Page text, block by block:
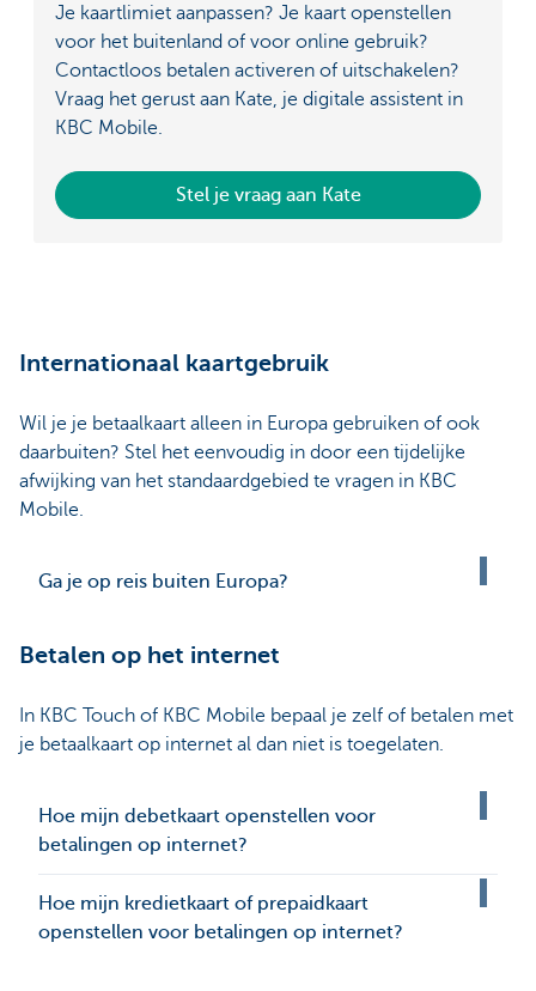
Je kaartlimiet aanpassen? Je kaart openstellen
voor het buitenland of voor online gebruik?
Contactloos betalen activeren of uitschakelen?
Vraag het gerust aan Kate, je digitale assistent in
KBC Mobile.
Stel je vraag aan Kate
Internationaal kaartgebruik
Wil je je betaalkaart alleen in Europa gebruiken of ook
daarbuiten? Stel het eenvoudig in door een tijdelijke
afwijking van het standaardgebied te vragen in KBC
Mobile.
Ga je op reis buiten Europa?
Betalen op het internet
In KBC Touch of KBC Mobile bepaal je zelf of betalen met
je betaalkaart op internet al dan niet is toegelaten.
Hoe mijn debetkaart openstellen voor
betalingen op internet?
Hoe mijn kredietkaart of prepaidkaart
openstellen voor betalingen op internet?